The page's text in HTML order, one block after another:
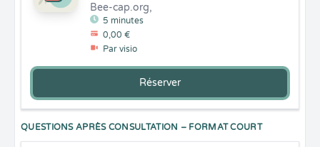
5 minutes
0,00 €
Par visio
Bee-cap.org,
Réserver
QUESTIONS APRÈS CONSULTATION – FORMAT COURT